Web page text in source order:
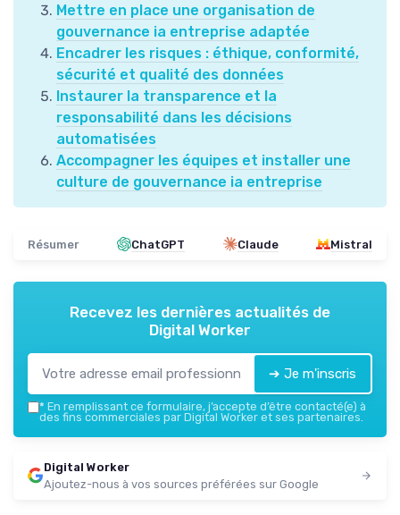
Mettre en place une organisation de
gouvernance ia entreprise adaptée
Encadrer les risques : éthique, conformité,
sécurité et qualité des données
Instaurer la transparence et la
responsabilité dans les décisions
automatisées
Accompagner les équipes et installer une
culture de gouvernance ia entreprise
Résumer ChatGPT Claude Mistral
Recevez les dernières actualités de
Digital Worker
➔ Je m'inscris
* En remplissant ce formulaire, j’accepte d’être contacté(e) à
des fins commerciales par Digital Worker et ses partenaires.
Digital Worker
Ajoutez-nous à vos sources préférées sur Google